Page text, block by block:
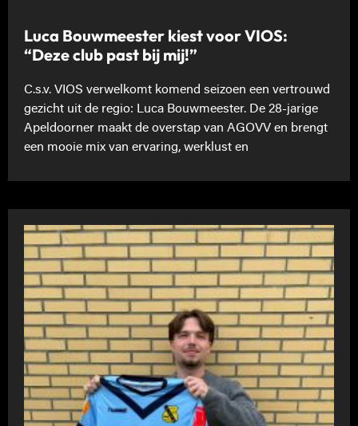
Luca Bouwmeester kiest voor VIOS:
“Deze club past bij mij!”
C.s.v. VIOS verwelkomt komend seizoen een vertrouwd
gezicht uit de regio: Luca Bouwmeester. De 28-jarige
Apeldoorner maakt de overstap van AGOVV en brengt
een mooie mix van ervaring, werklust en